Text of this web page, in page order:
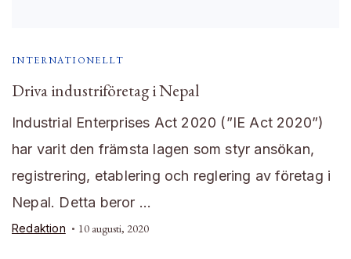
INTERNATIONELLT
Driva industriföretag i Nepal
Industrial Enterprises Act 2020 (”IE Act 2020”)
har varit den främsta lagen som styr ansökan,
registrering, etablering och reglering av företag i
Nepal. Detta beror …
Redaktion 10 augusti, 2020